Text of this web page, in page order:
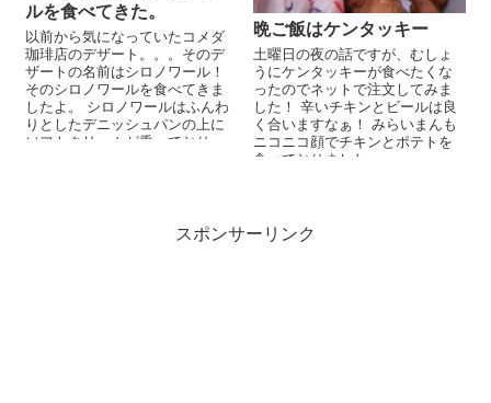
ルを食べてきた。
以前から気になっていたコメダ
珈琲店のデザート。。。そのデ
ザートの名前はシロノワール！
そのシロノワールを食べてきま
したよ。 シロノワールはふんわ
りとしたデニッシュパンの上に
ソフトクリームが乗っており、
晩ご飯はケンタッキー
土曜日の夜の話ですが、むしょ
うにケンタッキーが食べたくな
ったのでネットで注文してみま
した！ 辛いチキンとビールは良
く合いますなぁ！ みらいまんも
ニコニコ顔でチキンとポテトを
食べておりました。
スポンサーリンク